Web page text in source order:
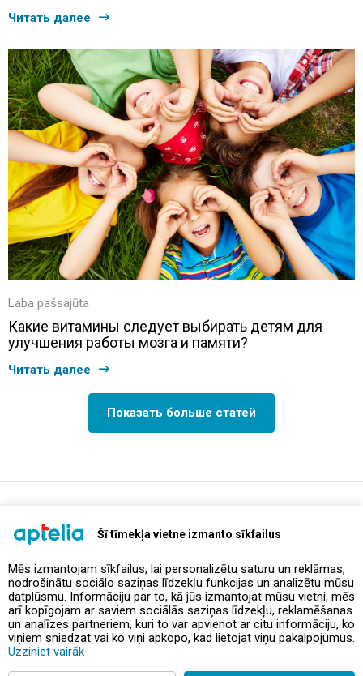
Šī tīmekļa vietne izmanto sīkfailus
Mēs izmantojam sīkfailus, lai personalizētu saturu un reklāmas,
nodrošinātu sociālo saziņas līdzekļu funkcijas un analizētu mūsu
datplūsmu. Informāciju par to, kā jūs izmantojat mūsu vietni, mēs
arī kopīgojam ar saviem sociālās saziņas līdzekļu, reklamēšanas
un analīzes partneriem, kuri to var apvienot ar citu informāciju, ko
viņiem sniedzat vai ko viņi apkopo, kad lietojat viņu pakalpojumus.
Uzziniet vairāk
Читать далее
Laba pašsajūta
Какие витамины следует выбирать детям для
улучшения работы мозга и памяти?
Читать далее
Показать больше статей
Предложения и акции
Контакты